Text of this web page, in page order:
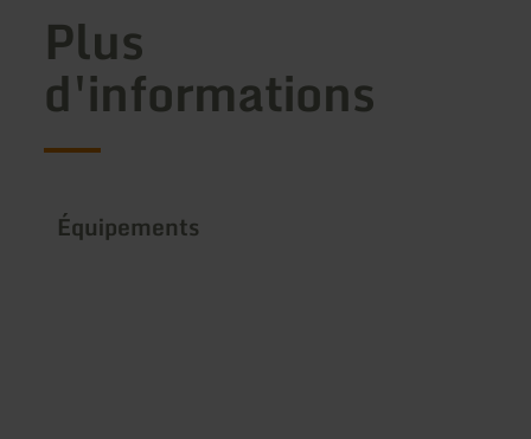
Plus
d'informations
Équipements